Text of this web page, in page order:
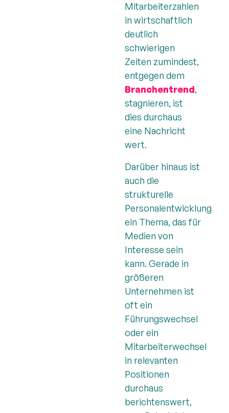
Mitarbeiterzahlen
in wirtschaftlich
deutlich
schwierigen
Zeiten zumindest,
entgegen dem
Branchentrend,
stagnieren, ist
dies durchaus
eine Nachricht
wert.
Darüber hinaus ist
auch die
strukturelle
Personalentwicklung
ein Thema, das für
Medien von
Interesse sein
kann. Gerade in
größeren
Unternehmen ist
oft ein
Führungswechsel
oder ein
Mitarbeiterwechsel
in relevanten
Positionen
durchaus
berichtenswert,